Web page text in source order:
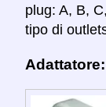
plug: A, B,
tipo di